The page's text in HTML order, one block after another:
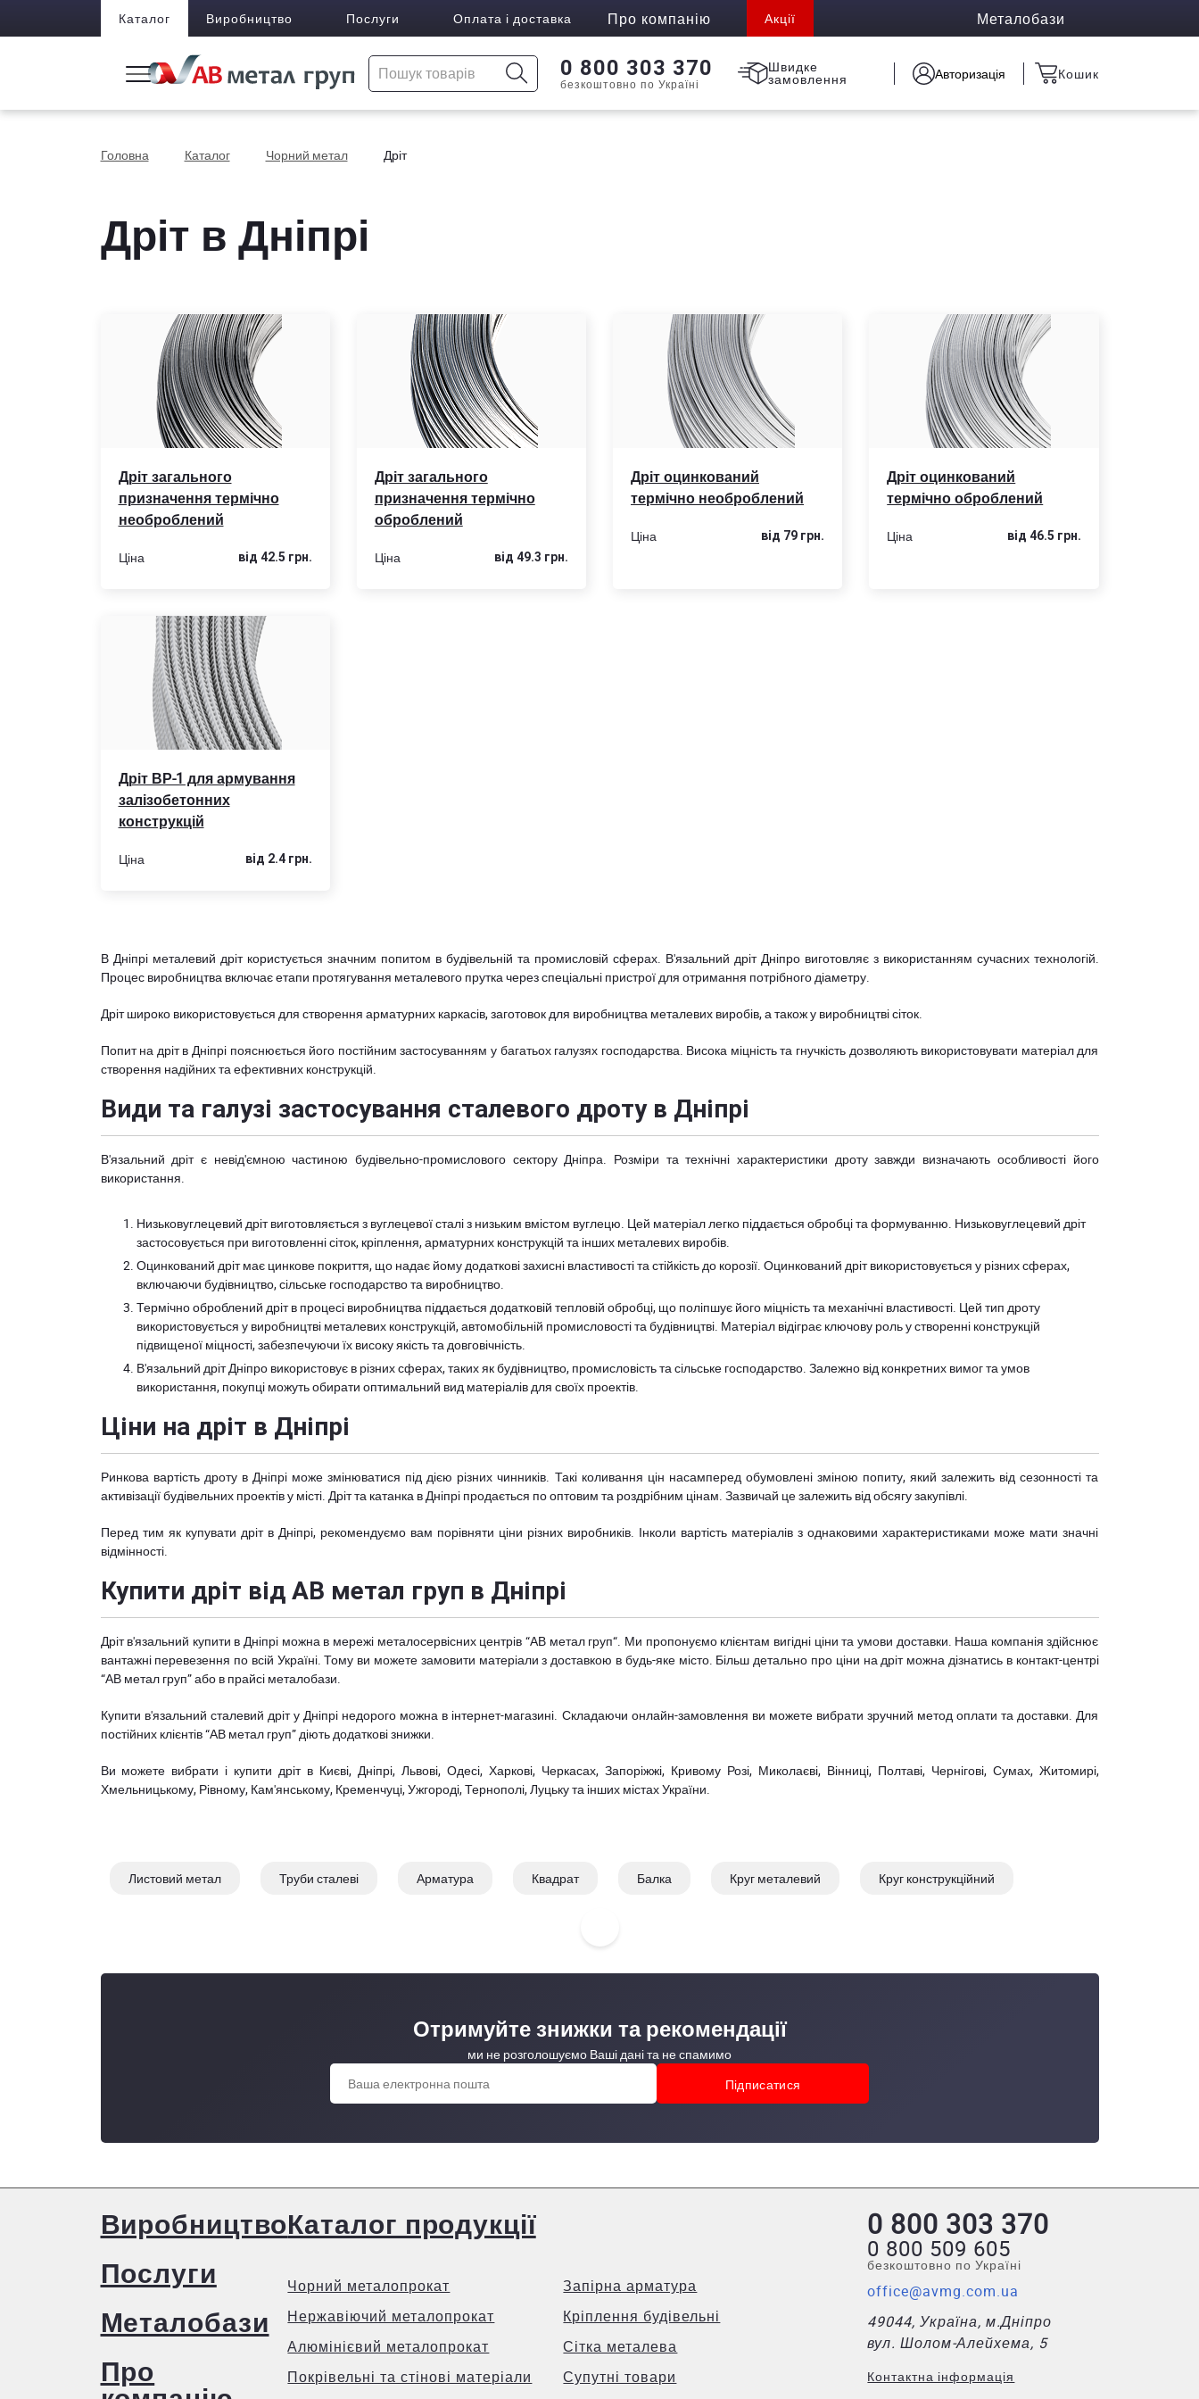
Каталог Виробництво Послуги Оплата і доставка Про компанію Акції Металобази
0 800 303 370
безкоштовно по Україні
Швидке
замовлення Авторизація Кошик
Головна Каталог Чорний метал Дріт
Дріт в Дніпрі
Дріт загального
призначення термічно
необроблений
Ціна від 42.5 грн.
Дріт загального
призначення термічно
оброблений
Ціна від 49.3 грн.
Дріт оцинкований
термічно необроблений
Ціна від 79 грн.
Дріт оцинкований
термічно оброблений
Ціна від 46.5 грн.
Дріт ВР-1 для армування
залізобетонних
конструкцій
Ціна від 2.4 грн.
В Дніпрі металевий дріт користується значним попитом в будівельній та промисловій сферах. В'язальний дріт Дніпро виготовляє з використанням сучасних технологій.
Процес виробництва включає етапи протягування металевого прутка через спеціальні пристрої для отримання потрібного діаметру.
Дріт широко використовується для створення арматурних каркасів, заготовок для виробництва металевих виробів, а також у виробництві сіток.
Попит на дріт в Дніпрі пояснюється його постійним застосуванням у багатьох галузях господарства. Висока міцність та гнучкість дозволяють використовувати матеріал для
створення надійних та ефективних конструкцій.
Види та галузі застосування сталевого дроту в Дніпрі
В'язальний дріт є невід'ємною частиною будівельно-промислового сектору Дніпра. Розміри та технічні характеристики дроту завжди визначають особливості його
використання.
Низьковуглецевий дріт виготовляється з вуглецевої сталі з низьким вмістом вуглецю. Цей матеріал легко піддається обробці та формуванню. Низьковуглецевий дріт
застосовується при виготовленні сіток, кріплення, арматурних конструкцій та інших металевих виробів.
Оцинкований дріт має цинкове покриття, що надає йому додаткові захисні властивості та стійкість до корозії. Оцинкований дріт використовується у різних сферах,
включаючи будівництво, сільське господарство та виробництво.
Термічно оброблений дріт в процесі виробництва піддається додатковій тепловій обробці, що поліпшує його міцність та механічні властивості. Цей тип дроту
використовується у виробництві металевих конструкцій, автомобільній промисловості та будівництві. Матеріал відіграє ключову роль у створенні конструкцій
підвищеної міцності, забезпечуючи їх високу якість та довговічність.
В'язальний дріт Дніпро використовує в різних сферах, таких як будівництво, промисловість та сільське господарство. Залежно від конкретних вимог та умов
використання, покупці можуть обирати оптимальний вид матеріалів для своїх проектів.
Ціни на дріт в Дніпрі
Ринкова вартість дроту в Дніпрі може змінюватися під дією різних чинників. Такі коливання цін насамперед обумовлені зміною попиту, який залежить від сезонності та
активізації будівельних проектів у місті. Дріт та катанка в Дніпрі продається по оптовим та роздрібним цінам. Зазвичай це залежить від обсягу закупівлі.
Перед тим як купувати дріт в Дніпрі, рекомендуємо вам порівняти ціни різних виробників. Інколи вартість матеріалів з однаковими характеристиками може мати значні
відмінності.
Купити дріт від АВ метал груп в Дніпрі
Дріт в'язальний купити в Дніпрі можна в мережі металосервісних центрів “АВ метал груп“. Ми пропонуємо клієнтам вигідні ціни та умови доставки. Наша компанія здійснює
вантажні перевезення по всій Україні. Тому ви можете замовити матеріали з доставкою в будь-яке місто. Більш детально про ціни на дріт можна дізнатись в контакт-центрі
“АВ метал груп” або в прайсі металобази.
Купити в'язальний сталевий дріт у Дніпрі недорого можна в інтернет-магазині. Складаючи онлайн-замовлення ви можете вибрати зручний метод оплати та доставки. Для
постійних клієнтів “АВ метал груп” діють додаткові знижки.
Ви можете вибрати і купити дріт в Києві, Дніпрі, Львові, Одесі, Харкові, Черкасах, Запоріжжі, Кривому Розі, Миколаєві, Вінниці, Полтаві, Чернігові, Сумах, Житомирі,
Хмельницькому, Рівному, Кам'янському, Кременчуці, Ужгороді, Тернополі, Луцьку та інших містах України.
Листовий метал Труби сталеві Арматура Квадрат Балка Круг металевий Круг конструкційний
Отримуйте знижки та рекомендації
ми не розголошуємо Ваші дані та не спамимо
Виробництво
Послуги
Металобази
Про
Каталог продукції
Чорний металопрокат
Нержавіючий металопрокат
Алюмінієвий металопрокат
Покрівельні та стінові матеріали
Запірна арматура
Кріплення будівельні
Сітка металева
Супутні товари
0 800 303 370
0 800 509 605
безкоштовно по Україні
office@avmg.com.ua
49044, Україна, м.Дніпро
вул. Шолом-Алейхема, 5
Контактна інформація